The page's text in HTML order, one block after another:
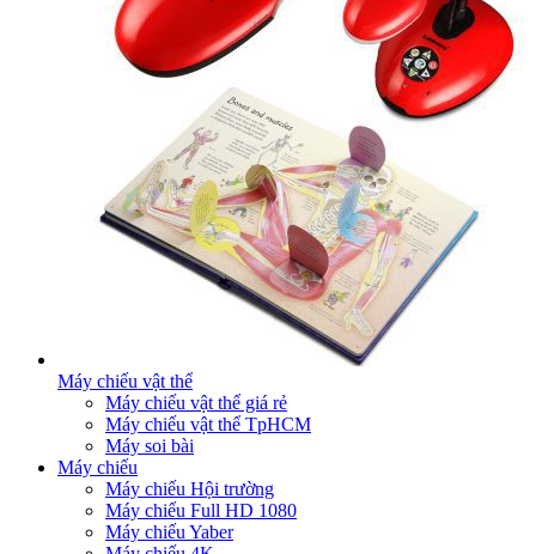
Máy chiếu vật thể
Máy chiếu vật thể giá rẻ
Máy chiếu vật thể TpHCM
Máy soi bài
Máy chiếu
Máy chiếu Hội trường
Máy chiếu Full HD 1080
Máy chiếu Yaber